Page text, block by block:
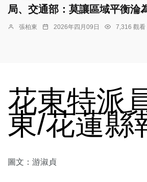
局、交通部：莫讓區域平衡淪
張柏東 2026年四月09日 7,316 觀看
花東特派
東/花蓮縣
圖文：游淑貞